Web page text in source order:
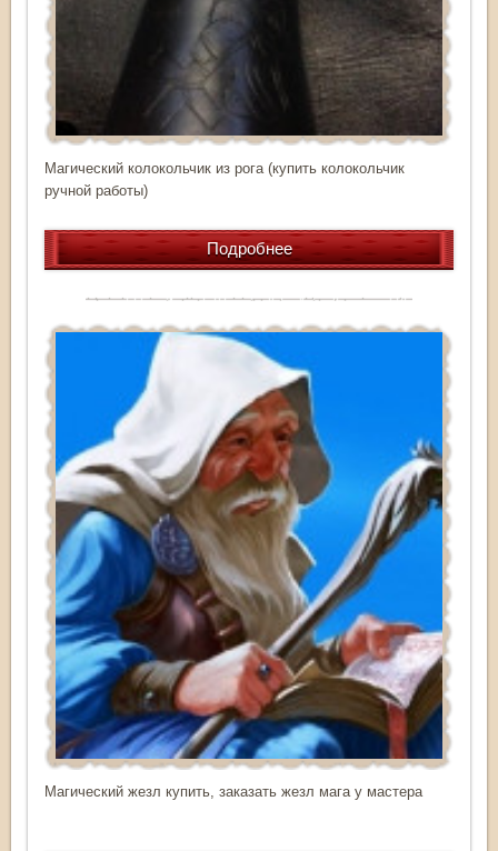
Магический колокольчик из рога (купить колокольчик
ручной работы)
Подробнее
Магический жезл купить, заказать жезл мага у мастера